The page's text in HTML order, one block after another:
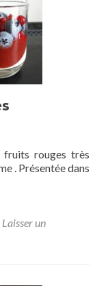
rouges très
. Présentée dans
Laisser un